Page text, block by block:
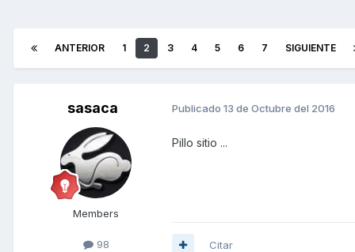
ANTERIOR 1 2 3 4 5 6 7 SIGUIENTE
sasaca
Members
98
Publicado 13 de Octubre del 2016
Pillo sitio ...
Citar